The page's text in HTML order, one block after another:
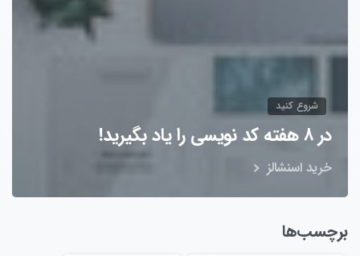
شروع کنید
در ۸ هفته کد نویسی را یاد بگیرید!
خرید اسنشالز
برچسب‌ها